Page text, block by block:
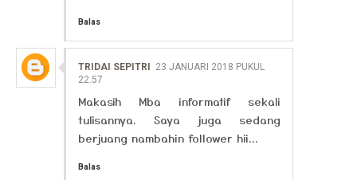
Balas
TRIDAI SEPITRI 23 JANUARI 2018 PUKUL
22.57
Makasih Mba informatif sekali
tulisannya. Saya juga sedang
berjuang nambahin follower hii...
Balas